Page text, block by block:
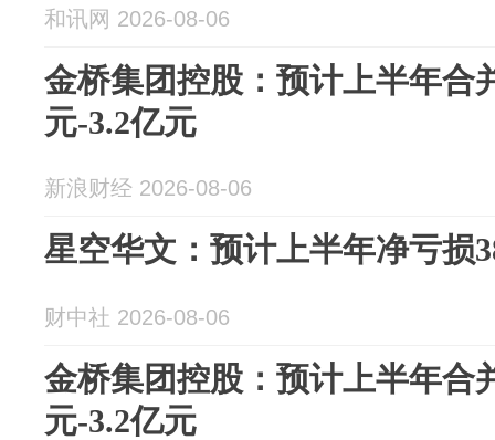
和讯网 2026-08-06
金桥集团控股：预计上半年合
元-3.2亿元
新浪财经 2026-08-06
星空华文：预计上半年净亏损
财中社 2026-08-06
金桥集团控股：预计上半年合
元-3.2亿元